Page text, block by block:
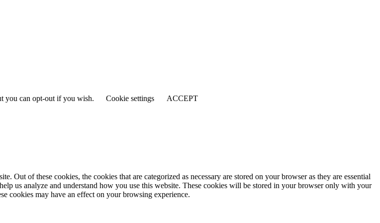
you can opt-out if you wish. Cookie settings
ACCEPT
Out of these cookies, the cookies that are categorized as necessary are stored on your browser as they are essential
us analyze and understand how you use this website. These cookies will be stored in your browser only with your
cookies may have an effect on your browsing experience.